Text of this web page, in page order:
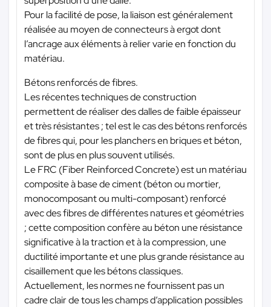
Pour la facilité de pose, la liaison est généralement
réalisée au moyen de connecteurs à ergot dont
l’ancrage aux éléments à relier varie en fonction du
matériau.
Bétons renforcés de fibres.
Les récentes techniques de construction
permettent de réaliser des dalles de faible épaisseur
et très résistantes ; tel est le cas des bétons renforcés
de fibres qui, pour les planchers en briques et béton,
sont de plus en plus souvent utilisés.
Le FRC (Fiber Reinforced Concrete) est un matériau
composite à base de ciment (béton ou mortier,
monocomposant ou multi-composant) renforcé
avec des fibres de différentes natures et géométries
; cette composition confère au béton une résistance
significative à la traction et à la compression, une
ductilité importante et une plus grande résistance au
cisaillement que les bétons classiques.
Actuellement, les normes ne fournissent pas un
cadre clair de tous les champs d’application possibles